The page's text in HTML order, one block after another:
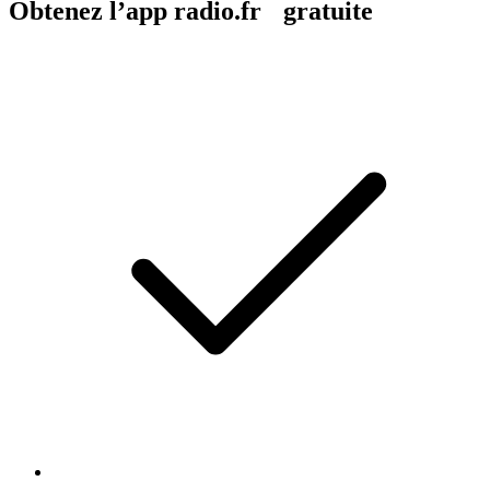
Obtenez l’app radio.fr gratuite